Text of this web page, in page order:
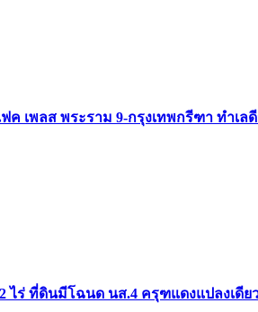
ค เพลส พระราม 9-กรุงเทพกรีฑา ทำเลดี
ร่ ที่ดินมีโฉนด นส.4 ครุฑแดงแปลงเดียว